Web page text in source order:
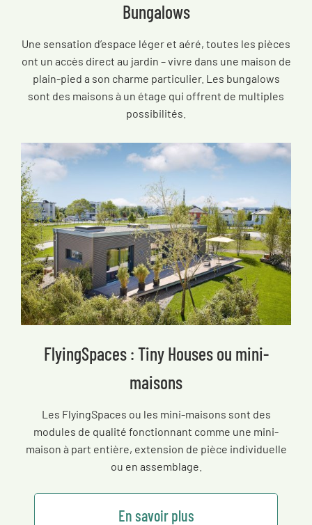
Bungalows
Une sensation d’espace léger et aéré, toutes les pièces
ont un accès direct au jardin – vivre dans une maison de
plain-pied a son charme particulier. Les bungalows
sont des maisons à un étage qui offrent de multiples
possibilités.
FlyingSpaces : Tiny Houses ou mini-
maisons
Les FlyingSpaces ou les mini-maisons sont des
modules de qualité fonctionnant comme une mini-
maison à part entière, extension de pièce individuelle
ou en assemblage.
En savoir plus